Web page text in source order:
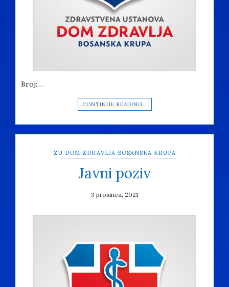
Broj:…
CONTINUE READING…
ZU DOM ZDRAVLJA BOSANSKA KRUPA
Javni poziv
3 prosinca, 2021